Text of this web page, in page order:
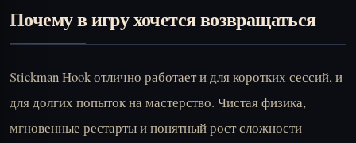
Почему в игру хочется возвращаться
Stickman Hook отлично работает и для коротких сессий, и
для долгих попыток на мастерство. Чистая физика,
мгновенные рестарты и понятный рост сложности